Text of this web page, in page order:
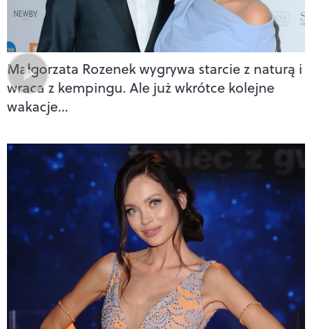
Małgorzata Rozenek wygrywa starcie z naturą i
wraca z kempingu. Ale już wkrótce kolejne
wakacje…